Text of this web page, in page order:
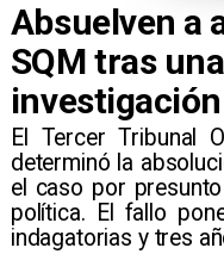
Absuelven a
SQM tras
investigación
El Tercer Tribunal
determinó la
el caso por
política. El fallo
indagatorias y tres